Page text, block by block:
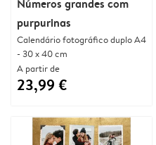
Números grandes com
purpurinas
Calendário fotográfico duplo A4
- 30 x 40 cm
A partir de
23,99 €